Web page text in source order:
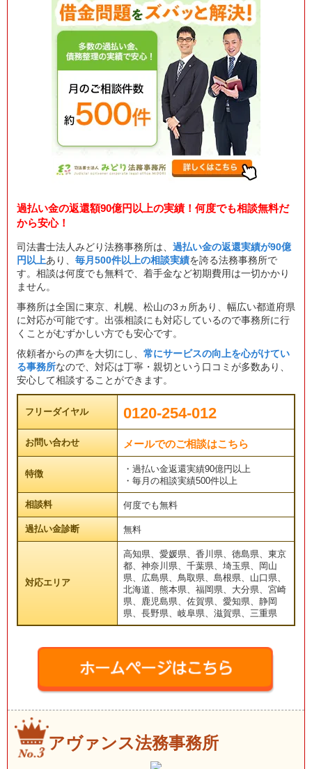
過払い金の返還額90億円以上の実績！何度でも相談無料だ
から安心！
司法書士法人みどり法務事務所は、 過払い金の返還実績が90億
円以上あり、 毎月500件以上の相談実績を誇る法務事務所で
す。相談は何度でも無料で、着手金など初期費用は一切かかり
ません。
事務所は全国に東京、札幌、松山の3ヵ所あり、幅広い都道府県
に対応が可能です。出張相談にも対応しているので事務所に行
くことがむずかしい方でも安心です。
依頼者からの声を大切にし、 常にサービスの向上を心がけてい
る事務所なので、対応は丁寧・親切という口コミが多数あり、
安心して相談することができます。
フリーダイヤル 0120-254-012
お問い合わせ メールでのご相談はこちら
特徴
・過払い金返還実績90億円以上
・毎月の相談実績500件以上
相談料 何度でも無料
過払い金診断 無料
対応エリア
高知県、愛媛県、香川県、徳島県、東京
都、神奈川県、千葉県、埼玉県、岡山
県、広島県、鳥取県、島根県、山口県、
北海道、熊本県、福岡県、大分県、宮崎
県、鹿児島県、佐賀県、愛知県、静岡
県、長野県、岐阜県、滋賀県、三重県
アヴァンス法務事務所